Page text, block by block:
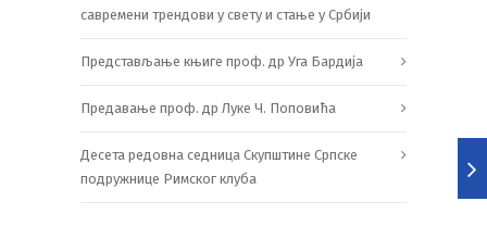
савремени трендови у свету и стање у Србији
Представљање књиге проф. др Уга Бардија
Предавање проф. др Луке Ч. Поповића
Десета редовна седница Скупштине Српске
подружнице Римског клуба